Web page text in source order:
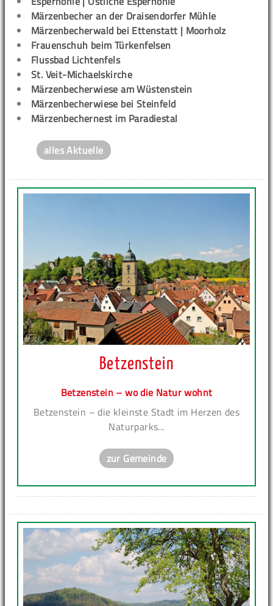
Märzenbecher an der Draisendorfer Mühle
Märzenbecherwald bei Ettenstatt | Moorholz
Frauenschuh beim Türkenfelsen
Flussbad Lichtenfels
St. Veit-Michaelskirche
Märzenbecherwiese am Wüstenstein
Märzenbecherwiese bei Steinfeld
Märzenbechernest im Paradiestal
alles Aktuelle
Betzenstein
Betzenstein – wo die Natur wohnt
Betzenstein – die kleinste Stadt im Herzen des
Naturparks...
zur Gemeinde